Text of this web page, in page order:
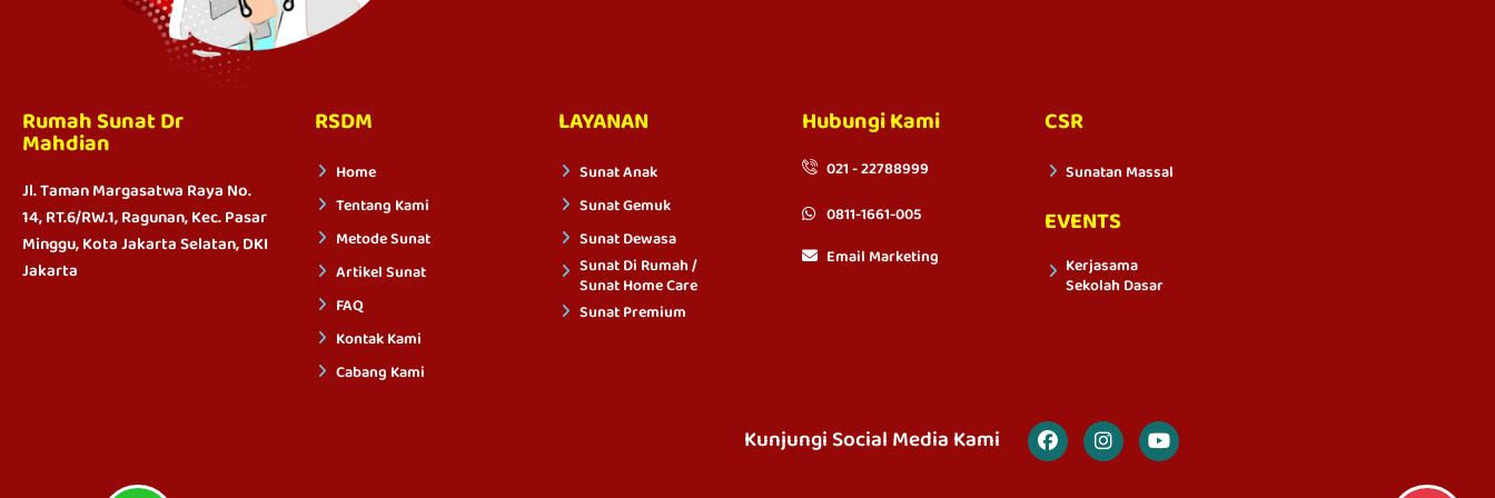
Rumah Sunat Dr
Mahdian
Jl. Taman Margasatwa Raya No.
14, RT.6/RW.1, Ragunan, Kec. Pasar
Minggu, Kota Jakarta Selatan, DKI
Jakarta
RSDM
Home
Tentang Kami
Metode Sunat
Artikel Sunat
FAQ
Kontak Kami
Cabang Kami
LAYANAN
Sunat Anak
Sunat Gemuk
Sunat Dewasa
Sunat Di Rumah /
Sunat Home Care
Sunat Premium
Hubungi Kami
021 - 22788999
0811-1661-005
Email Marketing
CSR
Sunatan Massal
EVENTS
Kerjasama
Sekolah Dasar
Kunjungi Social Media Kami